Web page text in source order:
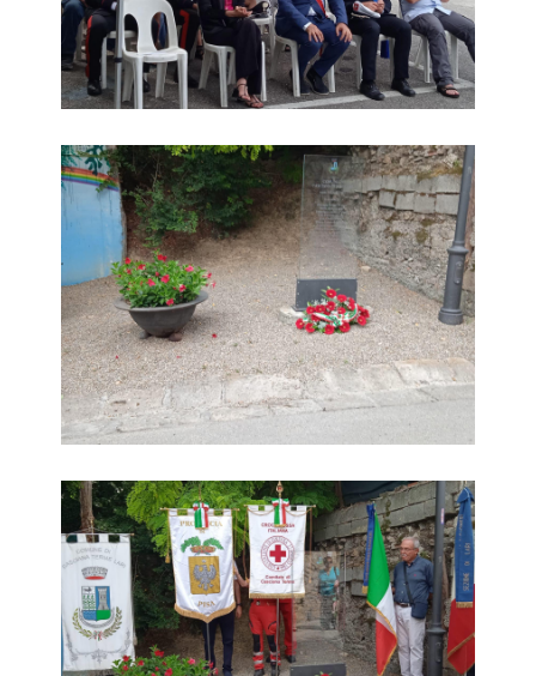
Commemorazione Strage di Aiale 19 luglio 2025
Commemorazione Strage di Aiale 19 luglio 2025